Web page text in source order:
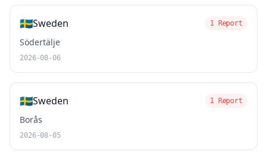
🇸🇪Sweden 1 Report
Södertälje
2026-08-06
🇸🇪Sweden 1 Report
Borås
2026-08-05